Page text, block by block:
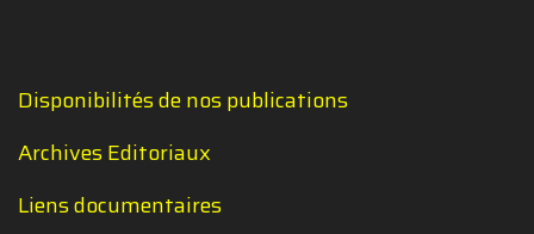
Disponibilités de nos publications
Archives Editoriaux
Liens documentaires